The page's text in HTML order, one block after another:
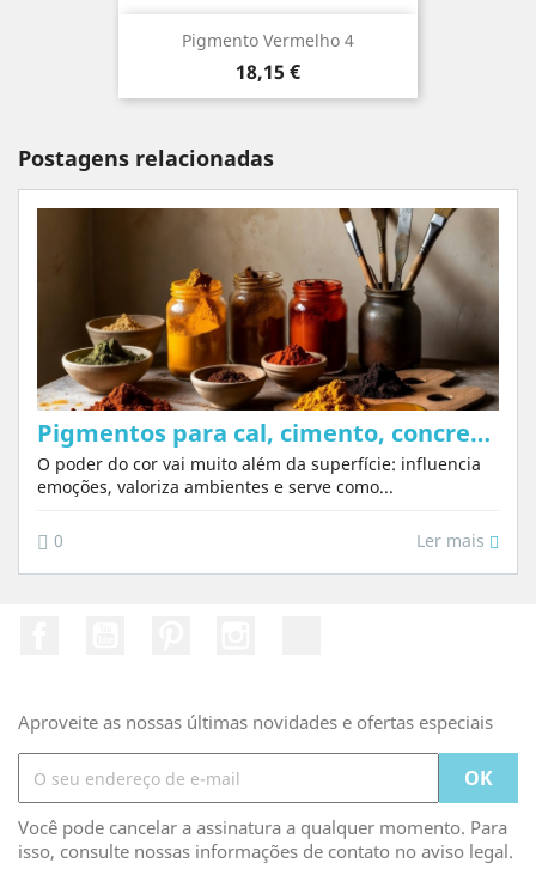
Pigmento Vermelho 4
Preço
18,15 €
Postagens relacionadas
Pigmentos para cal, cimento, concreto, pintura e arte: Guia completo de tipos, usos e como...
O poder do cor vai muito além da superfície: influencia
emoções, valoriza ambientes e serve como...
0 Ler mais
Aproveite as nossas últimas novidades e ofertas especiais
Você pode cancelar a assinatura a qualquer momento. Para
isso, consulte nossas informações de contato no aviso legal.